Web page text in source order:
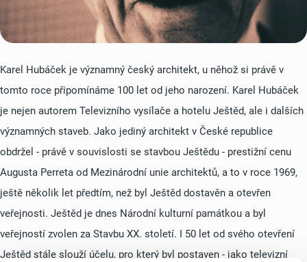
Karel Hubáček je významný český architekt, u něhož si právě v
tomto roce připomínáme 100 let od jeho narození. Karel Hubáček
je nejen autorem Televizního vysílače a hotelu Ještěd, ale i dalších
významných staveb. Jako jediný architekt v České republice
obdržel - právě v souvislosti se stavbou Ještědu - prestižní cenu
Augusta Perreta od Mezinárodní unie architektů, a to v roce 1969,
ještě několik let předtím, než byl Ještěd dostavěn a otevřen
veřejnosti. Ještěd je dnes Národní kulturní památkou a byl
veřejností zvolen za Stavbu XX. století. I 50 let od svého otevření
Ještěd stále slouží účelu, pro který byl postaven - jako televizní